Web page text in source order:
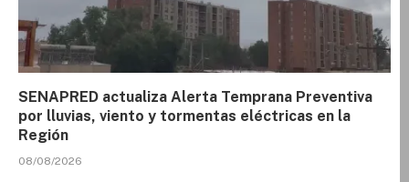
SENAPRED actualiza Alerta Temprana Preventiva
por lluvias, viento y tormentas eléctricas en la
Región
08/08/2026